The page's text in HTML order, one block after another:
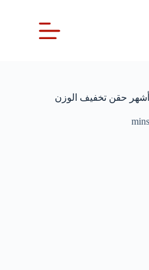
حقن تخفيف الوزن